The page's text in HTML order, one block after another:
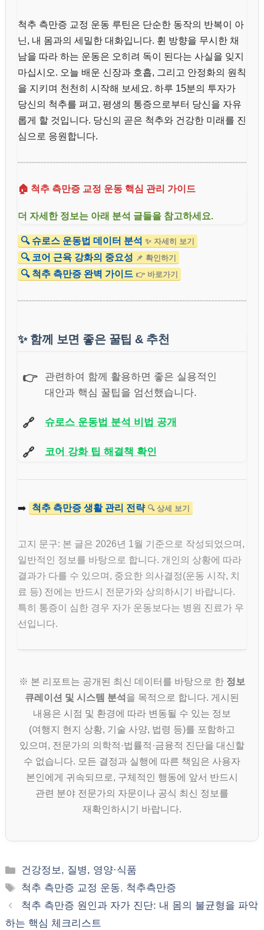
척추 측만증 교정 운동 루틴은 단순한 동작의 반복이 아
닌, 내 몸과의 세밀한 대화입니다. 휜 방향을 무시한 채
남을 따라 하는 운동은 오히려 독이 된다는 사실을 잊지
마십시오. 오늘 배운 신장과 호흡, 그리고 안정화의 원칙
을 지키며 천천히 시작해 보세요. 하루 15분의 투자가
당신의 척추를 펴고, 평생의 통증으로부터 당신을 자유
롭게 할 것입니다. 당신의 곧은 척추와 건강한 미래를 진
심으로 응원합니다.
🏠 척추 측만증 교정 운동 핵심 관리 가이드
더 자세한 정보는 아래 분석 글들을 참고하세요.
🔍 슈로스 운동법 데이터 분석 ✨ 자세히 보기
🔍 코어 근육 강화의 중요성 📌 확인하기
🔍 척추 측만증 완벽 가이드 👉 바로가기
✨ 함께 보면 좋은 꿀팁 & 추천
👉
관련하여 함께 활용하면 좋은 실용적인
대안과 핵심 꿀팁을 엄선했습니다.
🔗 슈로스 운동법 분석 비법 공개
🔗 코어 강화 팁 해결책 확인
➡️ 척추 측만증 생활 관리 전략 🔍 상세 보기
고지 문구: 본 글은 2026년 1월 기준으로 작성되었으며,
일반적인 정보를 바탕으로 합니다. 개인의 상황에 따라
결과가 다를 수 있으며, 중요한 의사결정(운동 시작, 치
료 등) 전에는 반드시 전문가와 상의하시기 바랍니다.
특히 통증이 심한 경우 자가 운동보다는 병원 진료가 우
선입니다.
※ 본 리포트는 공개된 최신 데이터를 바탕으로 한 정보
큐레이션 및 시스템 분석 을 목적으로 합니다. 게시된
내용은 시점 및 환경에 따라 변동될 수 있는 정보
(여행지 현지 상황, 기술 사양, 법령 등)를 포함하고
있으며, 전문가의 의학적·법률적·금융적 진단을 대신할
수 없습니다. 모든 결정과 실행에 따른 책임은 사용자
본인에게 귀속되므로, 구체적인 행동에 앞서 반드시
관련 분야 전문가의 자문이나 공식 최신 정보를
재확인하시기 바랍니다.
카
테
리
건강정보, 질병, 영양·식품
태
그
척추 측만증 교정 운동, 척추측만증
척추 측만증 원인과 자가 진단: 내 몸의 불균형을 파악
하는 핵심 체크리스트